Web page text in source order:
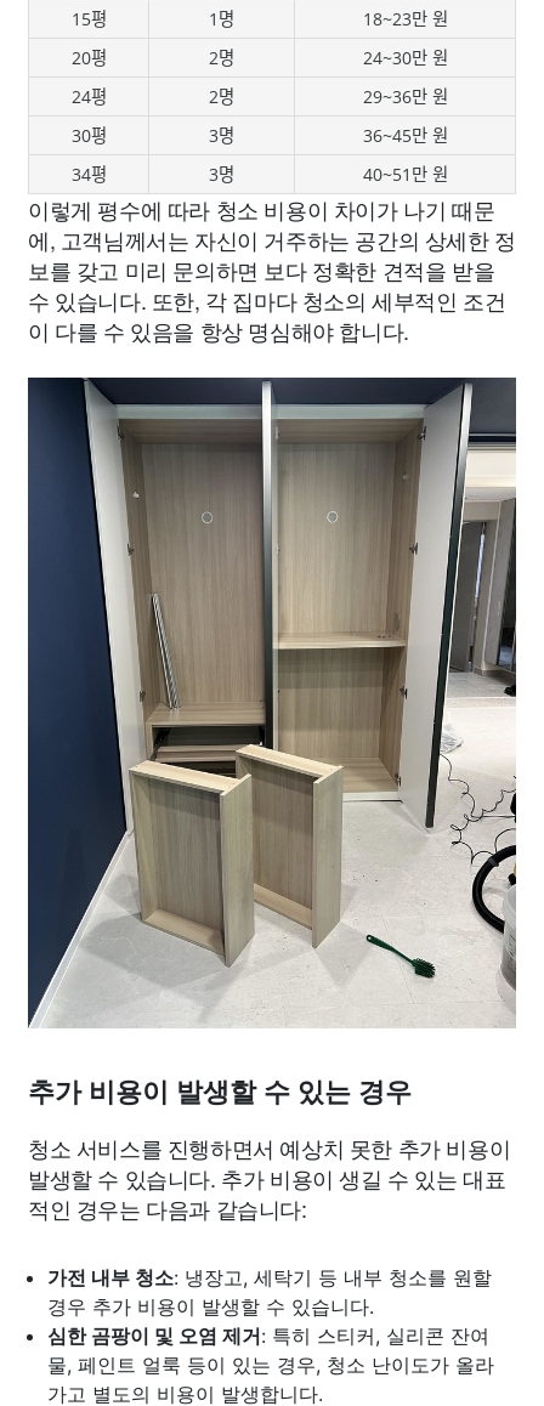
15평
1명
18~23만 원
20평
2명
24~30만 원
24평
2명
29~36만 원
30평
3명
36~45만 원
34평
3명 40~51만 원
이렇게 평수에 따라 청소 비용이 차이가 나기 때문
에, 고객님께서는 자신이 거주하는 공간의 상세한 정
보를 갖고 미리 문의하면 보다 정확한 견적을 받을
수 있습니다. 또한, 각 집마다 청소의 세부적인 조건
이 다를 수 있음을 항상 명심해야 합니다.
추가 비용이 발생할 수 있는 경우
청소 서비스를 진행하면서 예상치 못한 추가 비용이
발생할 수 있습니다. 추가 비용이 생길 수 있는 대표
적인 경우는 다음과 같습니다:
가전 내부 청소: 냉장고, 세탁기 등 내부 청소를 원할
경우 추가 비용이 발생할 수 있습니다.
심한 곰팡이 및 오염 제거: 특히 스티커, 실리콘 잔여
물, 페인트 얼룩 등이 있는 경우, 청소 난이도가 올라
가고 별도의 비용이 발생합니다.